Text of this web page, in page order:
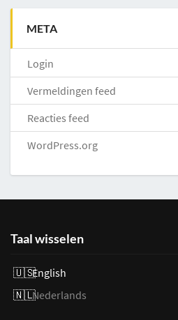
META
Login
Vermeldingen feed
Reacties feed
WordPress.org
Taal wisselen
English
Nederlands